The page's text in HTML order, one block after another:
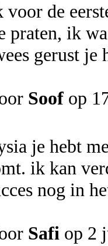
de
praten, ik
gerust
Soof op
je hebt
ik kan
nog in
Safi op 2